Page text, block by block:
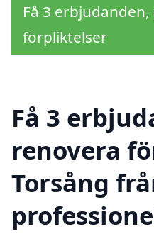
Få 3
förpliktelser
Få 3
renovera
Torsång